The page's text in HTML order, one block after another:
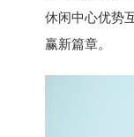
休闲中心优势
赢新篇章。